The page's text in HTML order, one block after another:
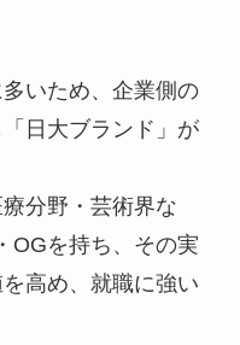
いため、企業側の
日大ブランド」が
分野・芸術界な
OGを持ち、その実
高め、就職に強い